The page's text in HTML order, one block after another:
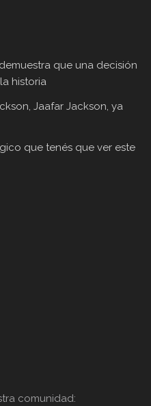
que una decisión
historia
Jaafar Jackson, ya
que tenés que ver este
comunidad: